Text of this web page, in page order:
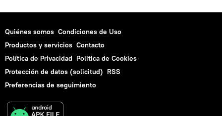
Quiénes somos Condiciones de Uso
Productos y servicios Contacto
Política de Privacidad Politica de Cookies
Protección de datos (solicitud) RSS
Preferencias de seguimiento